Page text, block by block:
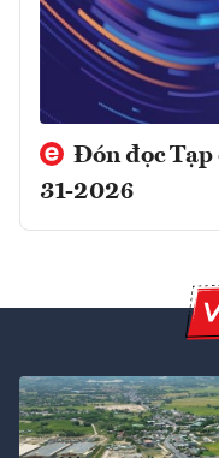
Đón đọc Tạp
31-2026